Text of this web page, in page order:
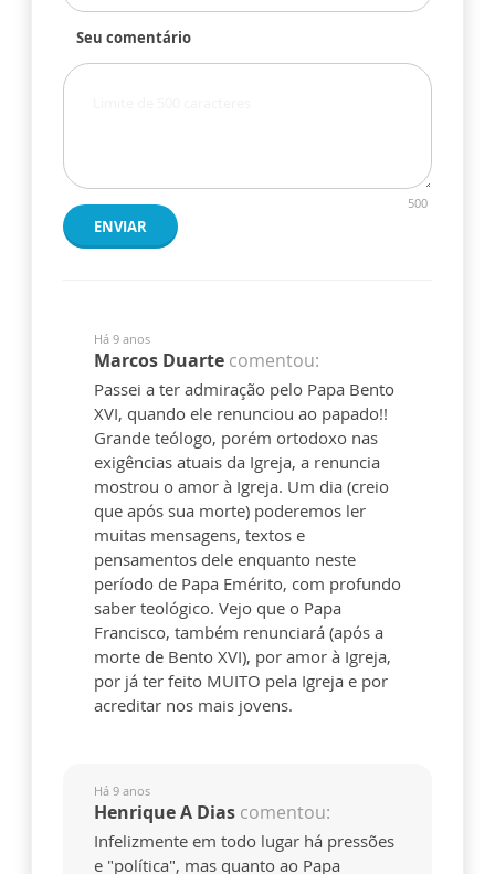
Seu comentário
500
ENVIAR
Há 9 anos
Marcos Duarte comentou:
Passei a ter admiração pelo Papa Bento
XVI, quando ele renunciou ao papado!!
Grande teólogo, porém ortodoxo nas
exigências atuais da Igreja, a renuncia
mostrou o amor à Igreja. Um dia (creio
que após sua morte) poderemos ler
muitas mensagens, textos e
pensamentos dele enquanto neste
período de Papa Emérito, com profundo
saber teológico. Vejo que o Papa
Francisco, também renunciará (após a
morte de Bento XVI), por amor à Igreja,
por já ter feito MUITO pela Igreja e por
acreditar nos mais jovens.
Há 9 anos
Henrique A Dias comentou:
Infelizmente em todo lugar há pressões
e "política", mas quanto ao Papa